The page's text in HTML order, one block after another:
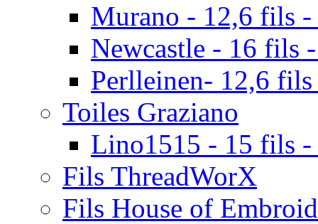
Murano - 12,6 fils -
Newcastle - 16 fils
Perlleinen- 12,6
Toiles Graziano
Lino1515 - 15 fils -
Fils ThreadWorX
Fils House of